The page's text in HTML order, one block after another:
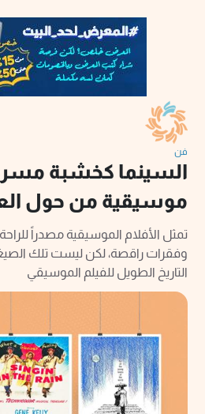
فن
موسيقية من حول
تمثل الأفلام الموسيقية مصدراً
وفقرات راقصة، لكن ليست تلك
التاريخ الطويل للفيلم الموسيقي